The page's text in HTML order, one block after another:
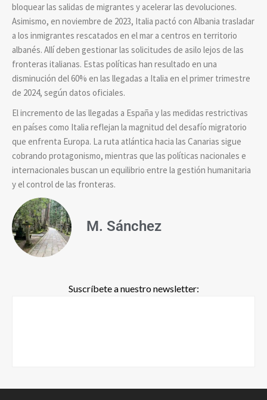
bloquear las salidas de migrantes y acelerar las devoluciones.
Asimismo, en noviembre de 2023, Italia pactó con Albania trasladar
a los inmigrantes rescatados en el mar a centros en territorio
albanés. Allí deben gestionar las solicitudes de asilo lejos de las
fronteras italianas. Estas políticas han resultado en una
disminución del 60% en las llegadas a Italia en el primer trimestre
de 2024, según datos oficiales.
El incremento de las llegadas a España y las medidas restrictivas
en países como Italia reflejan la magnitud del desafío migratorio
que enfrenta Europa. La ruta atlántica hacia las Canarias sigue
cobrando protagonismo, mientras que las políticas nacionales e
internacionales buscan un equilibrio entre la gestión humanitaria
y el control de las fronteras.
M. Sánchez
Suscríbete a nuestro newsletter: